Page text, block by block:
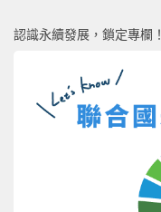
認識永續發展，鎖定專欄！